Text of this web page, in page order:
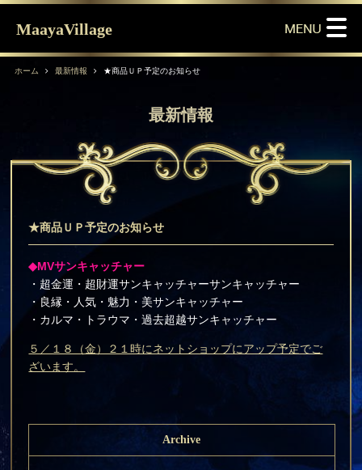
MaayaVillage
ホーム 最新情報 ★商品ＵＰ予定のお知らせ
最新情報
★商品ＵＰ予定のお知らせ
◆MVサンキャッチャー
・超金運・超財運サンキャッチャーサンキャッチャー
・良縁・人気・魅力・美サンキャッチャー
・カルマ・トラウマ・過去超越サンキャッチャー
５／１８（金）２１時にネットショップにアップ予定でご
ざいます。
Archive